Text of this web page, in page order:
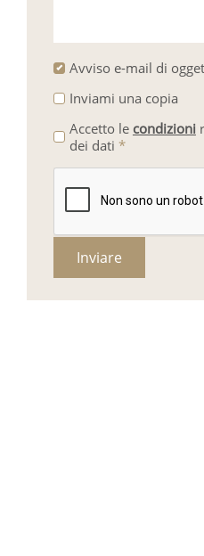
Avviso e-mail di
Inviami una copia
Accetto le condizioni
dei dati *
Inviare